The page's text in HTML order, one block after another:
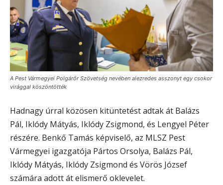
A Pest Vármegyei Polgárőr Szövetség nevében alezredes asszonyt egy csokor
virággal köszöntötték
Hadnagy úrral közösen kitüntetést adtak át Balázs
Pál, Iklódy Mátyás, Iklódy Zsigmond, és Lengyel Péter
részére. Benkő Tamás képviselő, az MLSZ Pest
Vármegyei igazgatója Pártos Orsolya, Balázs Pál,
Iklódy Mátyás, Iklódy Zsigmond és Vörös József
számára adott át elismerő oklevelet.